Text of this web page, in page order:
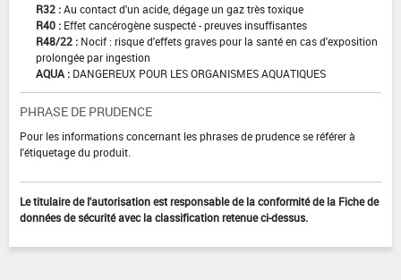
R32 :Au contact d'un acide, dégage un gaz très toxique
R40 : Effet cancérogène suspecté - preuves insuffisantes
R48/22 : Nocif : risque d'effets graves pour la santé en cas d'exposition
prolongée par ingestion
AQUA : DANGEREUX POUR LES ORGANISMES AQUATIQUES
PHRASE DE PRUDENCE
Pour les informations concernant les phrases de prudence se référer à
l'étiquetage du produit.
Le titulaire de l'autorisation est responsable de la conformité de la Fiche de
données de sécurité avec la classification retenue ci-dessus.